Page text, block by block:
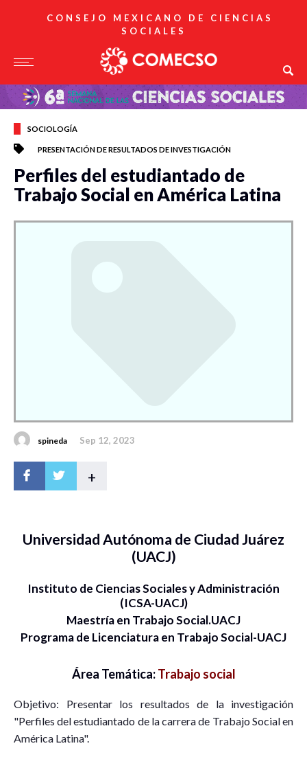
CONSEJO MEXICANO DE CIENCIAS
SOCIALES
SOCIOLOGÍA
PRESENTACIÓN DE RESULTADOS DE INVESTIGACIÓN
Perfiles del estudiantado de
Trabajo Social en América Latina
spineda Sep 12, 2023
+
Universidad Autónoma de Ciudad Juárez
(UACJ)
Instituto de Ciencias Sociales y Administración
(ICSA-UACJ)
Maestría en Trabajo Social.UACJ
Programa de Licenciatura en Trabajo Social-UACJ
Área Temática:Trabajo social
Objetivo: Presentar los resultados de la investigación
"Perfiles del estudiantado de la carrera de Trabajo Social en
América Latina".